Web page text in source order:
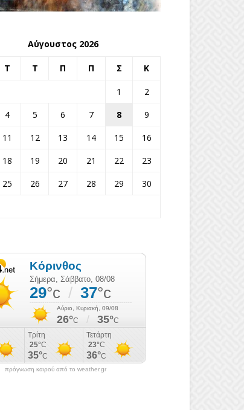
Αύγουστος 2026
Τ Τ Π Π Σ Κ
1
2
4 5 6 7 8
9
11 12 13 14 15
16
18 19 20 21 22
23
25 26 27 28 29
30
πρόγνωση καιρού από το weather.gr